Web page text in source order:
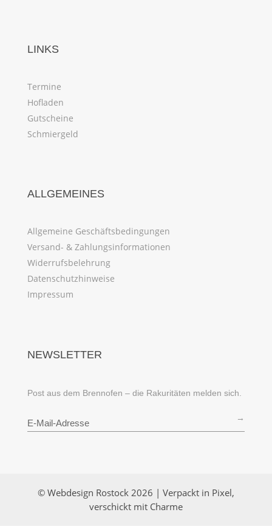
LINKS
Termine
Hofladen
Gutscheine
Schmiergeld
ALLGEMEINES
Allgemeine Geschäftsbedingungen
Versand- & Zahlungsinformationen
Widerrufsbelehrung
Datenschutzhinweise
Impressum
NEWSLETTER
Post aus dem Brennofen – die Rakuritäten melden sich.
→
© Webdesign Rostock 2026 | Verpackt in Pixel,
verschickt mit Charme